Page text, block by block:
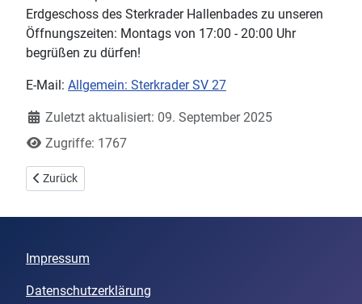
Erdgeschoss des Sterkrader Hallenbades zu unseren
Öffnungszeiten: Montags von 17:00 - 20:00 Uhr
begrüßen zu dürfen!
E-Mail: Allgemein: Sterkrader SV 27
DetailsZuletzt aktualisiert: 09. September 2025
Zugriffe: 1767
Vorheriger Beitrag: SSV27: Spendenschwimmen am 08.
Zurück
Impressum
Datenschutzerklärung